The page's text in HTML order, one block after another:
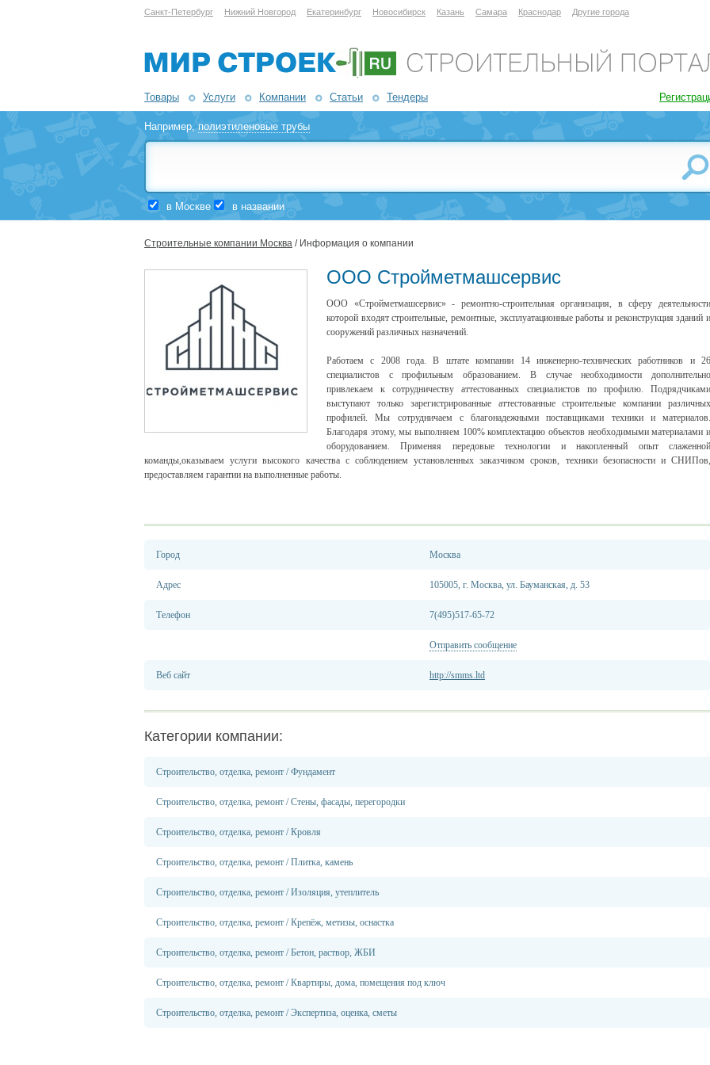
Санкт-Петербург Нижний Новгород Екатеринбург Новосибирск Казань Самара Краснодар Другие города
Товары Услуги Компании Статьи Тендеры
Например,полиэтиленовые трубы
в Москве в названии
Строительные компании Москва / Информация о компании
ООО Стройметмашсервис
ООО «Стройметмашсервис» - ремонтно-строительная организация, в сферу деятельности
которой входят строительные, ремонтные, эксплуатационные работы и реконструкция зданий и
сооружений различных назначений.
Работаем с 2008 года. В штате компании 14 инженерно-технических работников и 26
специалистов с профильным образованием. В случае необходимости дополнительно
привлекаем к сотрудничеству аттестованных специалистов по профилю. Подрядчиками
выступают только зарегистрированные аттестованные строительные компании различных
профилей. Мы сотрудничаем с благонадежными поставщиками техники и материалов.
Благодаря этому, мы выполняем 100% комплектацию объектов необходимыми материалами и
оборудованием. Применяя передовые технологии и накопленный опыт слаженной
команды,оказываем услуги высокого качества с соблюдением установленных заказчиком сроков, техники безопасности и СНИПов,
предоставляем гарантии на выполненные работы.
Город Москва
Адрес 105005, г. Москва, ул. Бауманская, д. 53
Телефон 7(495)517-65-72
Отправить сообщение
Веб сайт http://smms.ltd
Категории компании:
Строительство, отделка, ремонт /Фундамент
Строительство, отделка, ремонт /Стены, фасады, перегородки
Строительство, отделка, ремонт /Кровля
Строительство, отделка, ремонт /Плитка, камень
Строительство, отделка, ремонт /Изоляция, утеплитель
Строительство, отделка, ремонт /Крепёж, метизы, оснастка
Строительство, отделка, ремонт /Бетон, раствор, ЖБИ
Строительство, отделка, ремонт /Квартиры, дома, помещения под ключ
Строительство, отделка, ремонт /Экспертиза, оценка, сметы